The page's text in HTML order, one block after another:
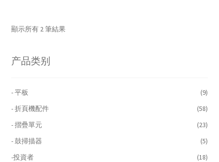
顯示所有 2 筆結果
产品类别
- 平板
(9)
- 折頁機配件
(58)
- 摺疊單元
(23)
- 鼓掃描器
(5)
-投資者
(18)